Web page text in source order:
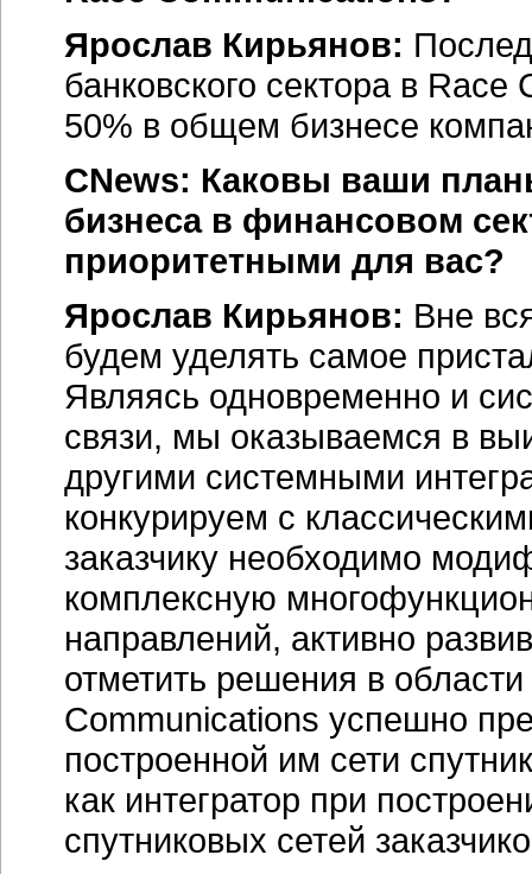
Ярослав Кирьянов:
банковского сектора в
50% в общем бизнесе
CNews: Каковы ваши
бизнеса в финансовом
приоритетными для вас?
Ярослав Кирьянов: Вне
будем уделять самое
Являясь одновременно и
связи, мы оказываемся в
другими системными
конкурируем с
заказчику необходимо
комплексную
направлений, активно
отметить решения в
Communications успешно
построенной им сети
как интегратор при
спутниковых сетей